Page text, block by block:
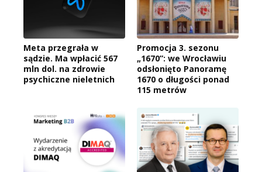
Meta przegrała w
sądzie. Ma wpłacić 567
mln dol. na zdrowie
psychiczne nieletnich
Promocja 3. sezonu
„1670”: we Wrocławiu
odsłonięto Panoramę
1670 o długości ponad
115 metrów